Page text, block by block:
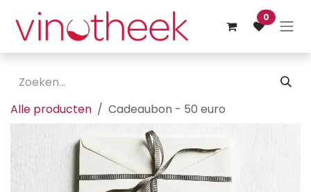
Overslaan naar inhoud
0
Alle producten Cadeaubon - 50 euro